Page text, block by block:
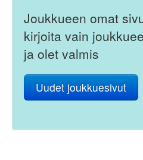
Joukkueen omat
kirjoita vain
ja olet valmis
Uudet joukkuesivut